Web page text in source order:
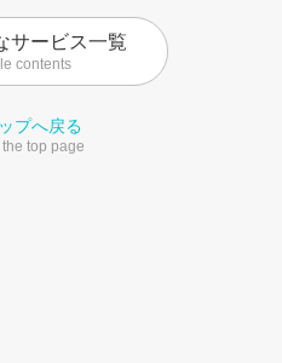
サービス一覧
contents
プへ戻る
top page